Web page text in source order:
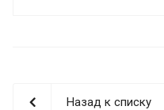
Назад к списку